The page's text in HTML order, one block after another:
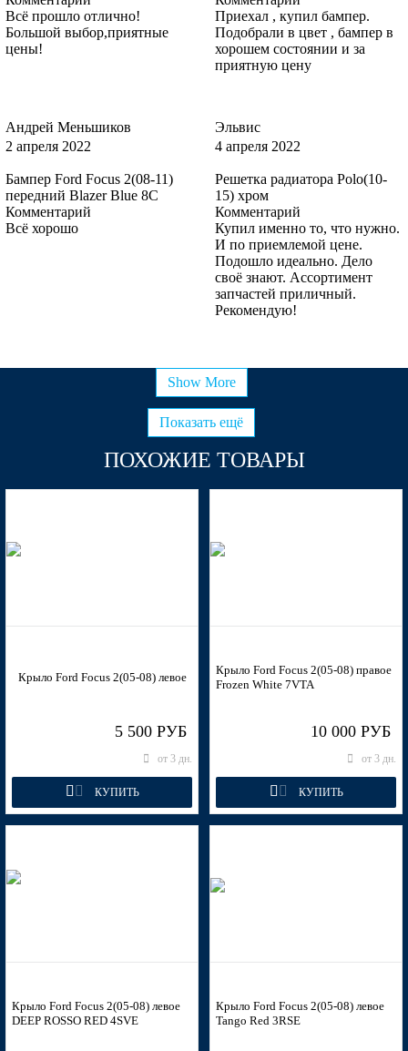
6HVE - KELP
6HVE - KELP
8CNE, 8CNEWWA - THUNDER GREY
7GPE, 7GPEWWA - VERDIGRIS
7GPE, 7GPEWWA - VERDIGRIS
Всё прошло отлично!
Большой выбор,приятные
цены!
Приехал , купил бампер.
Подобрали в цвет , бампер в
хорошем состоянии и за
приятную цену
Андрей Меньшиков
2 апреля 2022
Бампер Ford Focus 2(08-11)
передний Blazer Blue 8C
Комментарий
Всё хорошо
Эльвис
4 апреля 2022
Решетка радиатора Polo(10-
15) хром
Комментарий
Купил именно то, что нужно.
И по приемлемой цене.
Подошло идеально. Дело
своё знают. Ассортимент
запчастей приличный.
Рекомендую!
Show More
Показать ещё
ПОХОЖИЕ ТОВАРЫ
Крыло Ford Focus 2(05-08) левое
5 500 РУБ
от 3 дн.
КУПИТЬ
Крыло Ford Focus 2(05-08) правое
Frozen White 7VTA
10 000 РУБ
от 3 дн.
КУПИТЬ
Крыло Ford Focus 2(05-08) левое
DEEP ROSSO RED 4SVE
Крыло Ford Focus 2(05-08) левое
Tango Red 3RSE